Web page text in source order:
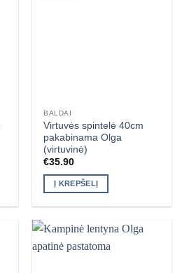
BALDAI
Virtuvės spintelė 40cm
pakabinama Olga
(virtuvinė)
€35.90
Į KREPŠELĮ